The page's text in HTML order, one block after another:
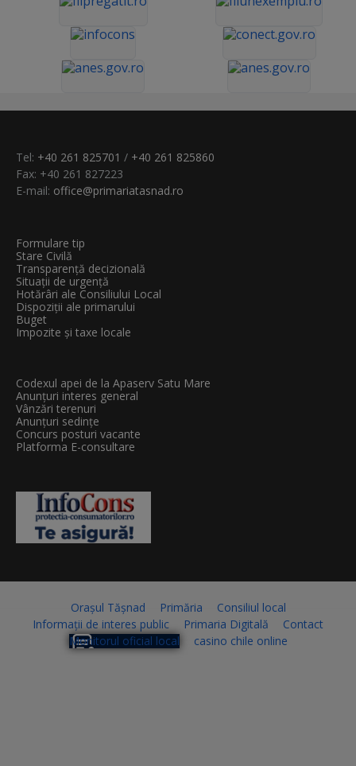
Tel: +40 261 825701 / +40 261 825860
Fax: +40 261 827223
E-mail: office@primariatasnad.ro
Formulare tip
Stare Civilă
Transparenţă decizională
Situații de urgență
Hotărâri ale Consiliului Local
Dispoziții ale primarului
Buget
Impozite și taxe locale
Codexul apei de la Apaserv Satu Mare
Anunțuri interes general
Vânzări terenuri
Anunțuri sedințe
Concurs posturi vacante
Platforma E-consultare
Orașul Tășnad Primăria
Consiliul local
Informații de interes public
Primaria Digitală
Contact
Monitorul oficial local
casino chile online